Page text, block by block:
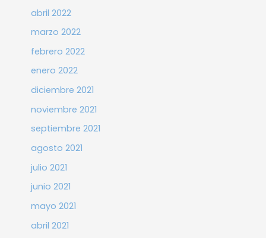
abril 2022
marzo 2022
febrero 2022
enero 2022
diciembre 2021
noviembre 2021
septiembre 2021
agosto 2021
julio 2021
junio 2021
mayo 2021
abril 2021